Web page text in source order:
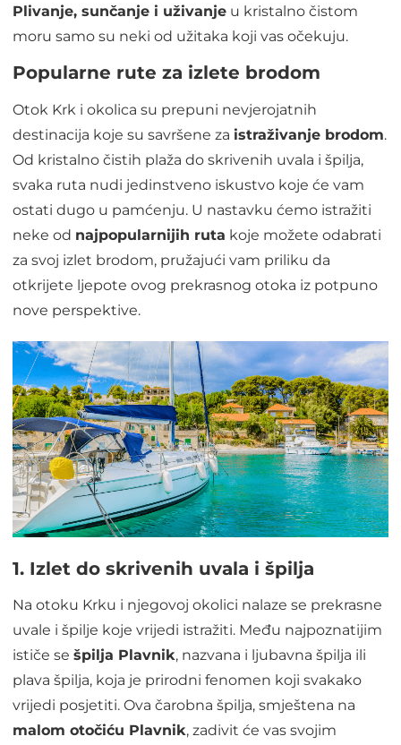
Plivanje, sunčanje i uživanje u kristalno čistom
moru samo su neki od užitaka koji vas očekuju.
Popularne rute za izlete brodom
Otok Krk i okolica su prepuni nevjerojatnih
destinacija koje su savršene za istraživanje brodom.
Od kristalno čistih plaža do skrivenih uvala i špilja,
svaka ruta nudi jedinstveno iskustvo koje će vam
ostati dugo u pamćenju. U nastavku ćemo istražiti
neke od najpopularnijih ruta koje možete odabrati
za svoj izlet brodom, pružajući vam priliku da
otkrijete ljepote ovog prekrasnog otoka iz potpuno
nove perspektive.
1. Izlet do skrivenih uvala i špilja
Na otoku Krku i njegovoj okolici nalaze se prekrasne
uvale i špilje koje vrijedi istražiti. Među najpoznatijim
ističe sešpilja Plavnik, nazvana i ljubavna špilja ili
plava špilja, koja je prirodni fenomen koji svakako
vrijedi posjetiti. Ova čarobna špilja, smještena na
malom otočiću Plavnik, zadivit će vas svojim